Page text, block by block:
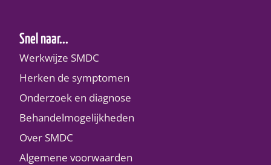
Snel naar...
Werkwijze SMDC
Herken de symptomen
Onderzoek en diagnose
Behandelmogelijkheden
Over SMDC
Algemene voorwaarden